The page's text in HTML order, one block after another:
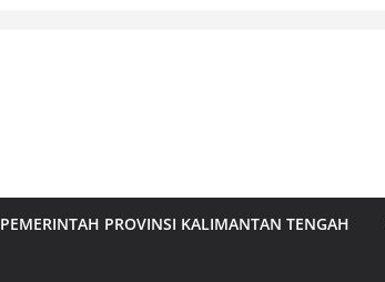
PEMERINTAH PROVINSI KALIMANTAN TENGAH